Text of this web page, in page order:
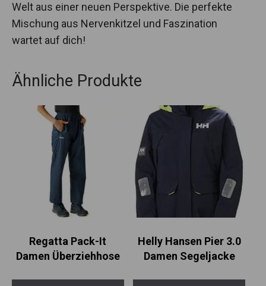
Welt aus einer neuen Perspektive. Die perfekte
Mischung aus Nervenkitzel und Faszination
wartet auf dich!
Ähnliche Produkte
Regatta Pack-It
Damen Überziehhose
Helly Hansen Pier 3.0
Damen Segeljacke